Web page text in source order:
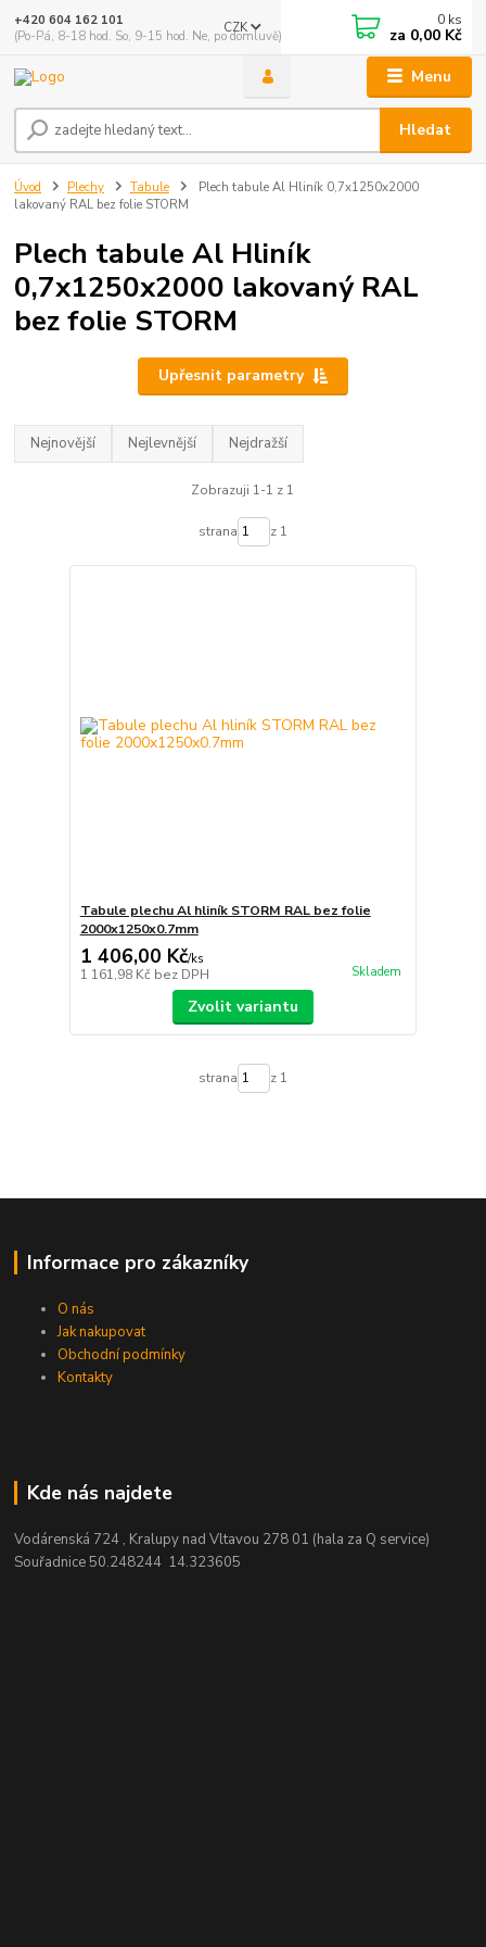
Menu
CZK
Hledat
+420 604 162 101
(Po-Pá, 8-18 hod. So, 9-15 hod. Ne, po domluvě)
0 ks
za 0,00 Kč
Úvod Plechy Tabule
Plech tabule Al Hliník 0,7x1250x2000
lakovaný RAL bez folie STORM
Plech tabule Al Hliník
0,7x1250x2000 lakovaný RAL
bez folie STORM
Upřesnit parametry
Nejnovější Nejlevnější Nejdražší
Zobrazuji 1-1 z 1
strana z 1
Tabule plechu Al hliník STORM RAL bez folie
2000x1250x0.7mm
1 406,00 Kč/ks
1 161,98 Kč bez DPH Skladem
Zvolit variantu
strana z 1
Informace pro zákazníky
O nás
Jak nakupovat
Obchodní podmínky
Kontakty
Kde nás najdete
Vodárenská 724 , Kralupy nad Vltavou 278 01 (hala za Q service)
Souřadnice 50.248244 14.323605